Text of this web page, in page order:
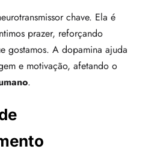
chave. Ela é
prazer, reforçando
gostamos. A dopamina ajuda
e motivação, afetando o
.